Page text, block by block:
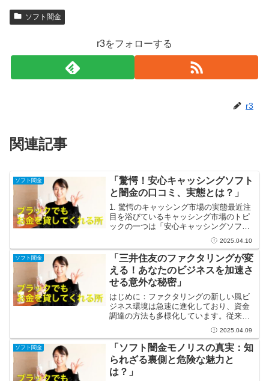
ソフト闇金
r3をフォローする
r3
関連記事
ソフト闇金
「驚愕！安心キャッシングソフト
と闇金の口コミ、実態とは？」
1. 驚愕のキャッシング市場の実態最近注
目を浴びているキャッシング市場のトピ
ックの一つは「安心キャッシングソフ
ト」です。これらのサービスは、簡単に
お金を借りることができるため、多忙な
現代人にとって非常に魅力的です。しか
し、一方で闇金と呼ばれ...
2025.04.10
ソフト闇金
「三井住友のファクタリングが変
える！あなたのビジネスを加速さ
せる意外な秘密」
はじめに：ファクタリングの新しい風ビ
ジネス環境は急速に進化しており、資金
調達の方法も多様化しています。従来の
銀行融資に頼らない選択肢として注目を
集めているのが、三井住友のファクタリ
ングです。このサービスは特に中小企業
に大きな影響を及ぼす可能...
2025.04.09
ソフト闇金
「ソフト闇金モノリスの真実：知
られざる裏側と危険な魅力と
は？」